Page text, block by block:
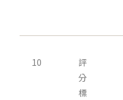
10
評
分
標